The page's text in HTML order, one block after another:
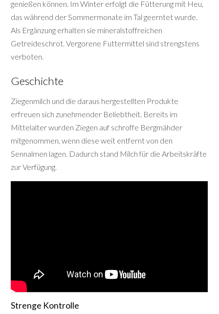
genießen können. Im Winter erfolgt die Fütterung mit Heu,
das während der Sommermonate im Tal geerntet wurde.
Als Ergänzung erhalten sie mineralstoffreichen
Getreideschrot. Vergorene Futtermittel sind strengstens
verboten.
Geschichte
Ziegenmilch und die daraus hergestellten Produkte
erfreuen sich zunehmender Beliebtheit. Bereits im
Mittelalter wurden Ziegen auf schroffe Bergmähder
mitgenommen, wenn diese weit entfernt von den
Sennalmen lagen. Dadurch stand Milch für die Arbeitskräfte
zur Verfügung.
Strenge Kontrolle